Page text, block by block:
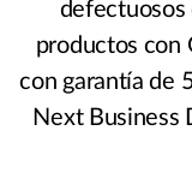
defectuosos
productos con
con garantía de
Next Business